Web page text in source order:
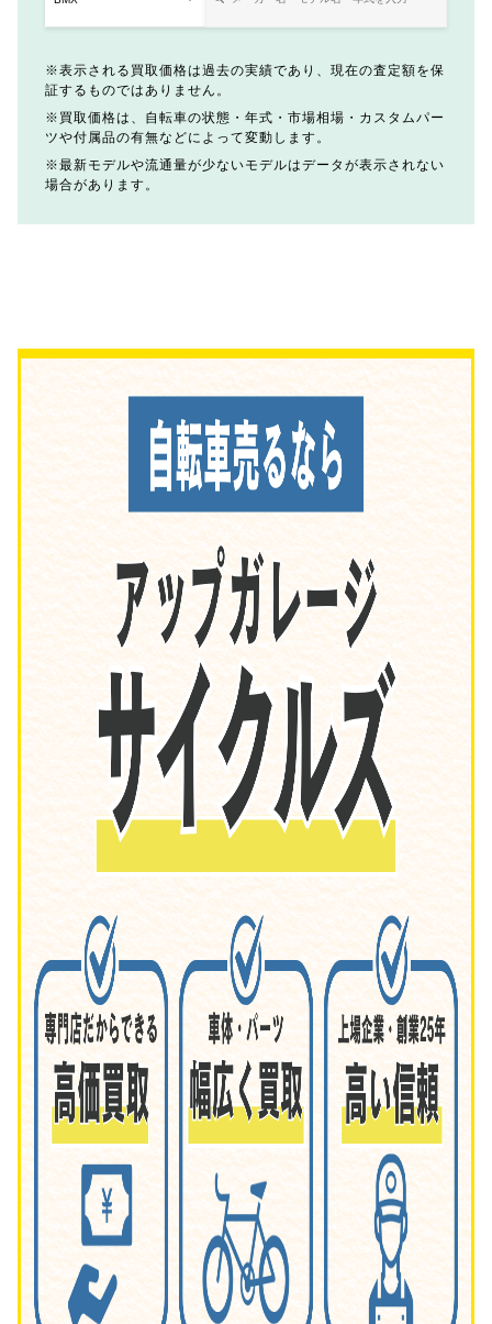
表示される買取価格は過去の実績であり、現在の査定額を保
証するものではありません。
買取価格は、自転車の状態・年式・市場相場・カスタムパー
ツや付属品の有無などによって変動します。
最新モデルや流通量が少ないモデルはデータが表示されない
場合があります。